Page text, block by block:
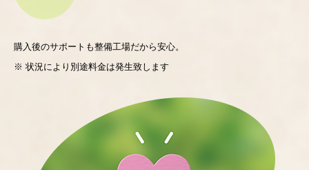
購入後のサポートも整備工場だから安心。
※ 状況により別途料金は発生致します